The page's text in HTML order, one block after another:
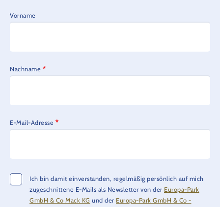
Vorname
Nachname
E-Mail-Adresse
Ich bin damit einverstanden, regelmäßig persönlich auf mich
zugeschnittene E-Mails als Newsletter von der Europa-Park
GmbH & Co Mack KG und der Europa-Park GmbH & Co -